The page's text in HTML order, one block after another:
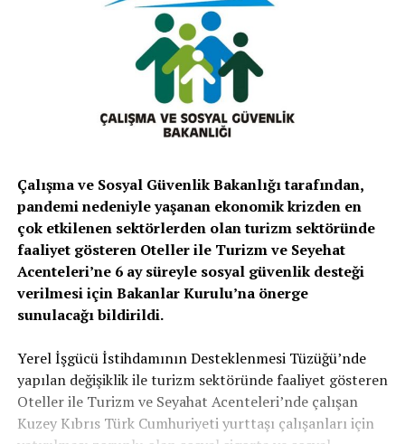
Çalışma ve Sosyal Güvenlik Bakanlığı tarafından,
pandemi nedeniyle yaşanan ekonomik krizden en
çok etkilenen sektörlerden olan turizm sektöründe
faaliyet gösteren Oteller ile Turizm ve Seyehat
Acenteleri’ne 6 ay süreyle sosyal güvenlik desteği
verilmesi için Bakanlar Kurulu’na önerge
sunulacağı bildirildi.
Yerel İşgücü İstihdamının Desteklenmesi Tüzüğü’nde
yapılan değişiklik ile turizm sektöründe faaliyet gösteren
Oteller ile Turizm ve Seyahat Acenteleri’nde çalışan
Kuzey Kıbrıs Türk Cumhuriyeti yurttaşı çalışanları için